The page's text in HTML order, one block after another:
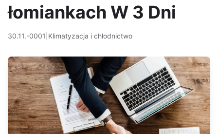
łomiankach W 3 Dni
30.11.-0001 Klimatyzacja i chłodnictwo